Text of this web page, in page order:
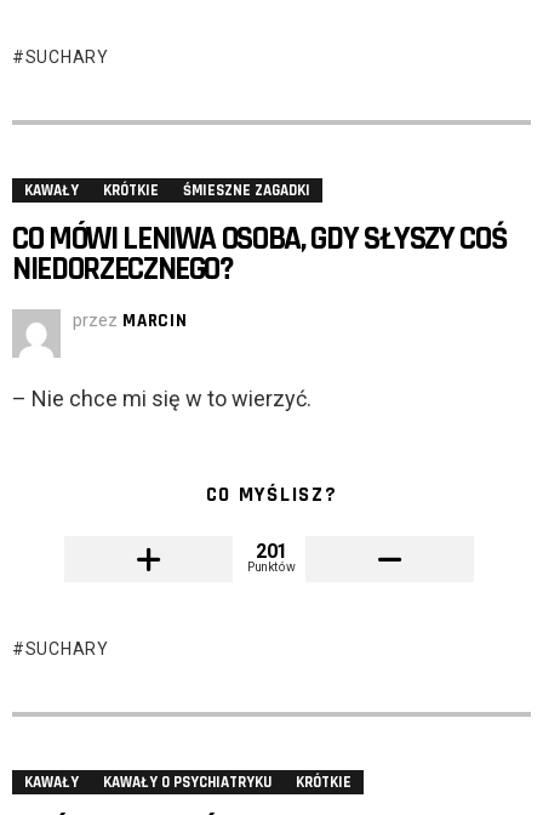
SUCHARY
KAWAŁY KRÓTKIE ŚMIESZNE ZAGADKI
CO MÓWI LENIWA OSOBA, GDY SŁYSZY COŚ
NIEDORZECZNEGO?
przez MARCIN
– Nie chce mi się w to wierzyć.
CO MYŚLISZ?
201
Punktów
SUCHARY
KAWAŁY KAWAŁY O PSYCHIATRYKU KRÓTKIE